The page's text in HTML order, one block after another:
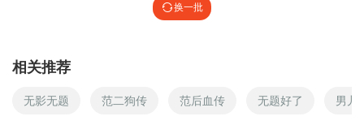
换一批
相关推荐
无影无题 范二狗传 范后血传 无题好了 男儿